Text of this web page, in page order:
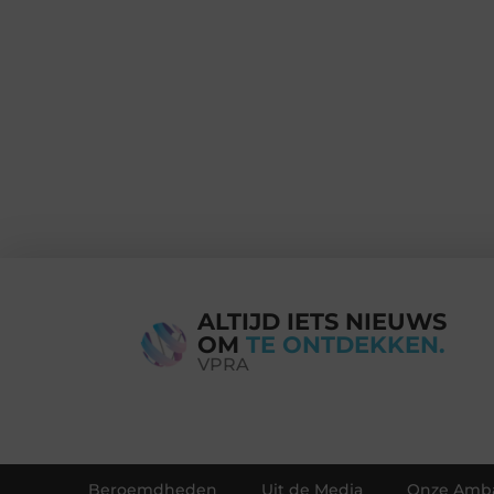
ALTIJD IETS NIEUWS
OM TE ONTDEKKEN.
VPRA
Beroemdheden Uit de Media Onze